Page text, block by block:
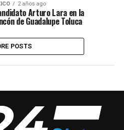
2 años ago
Arturo Lara en la
de Guadalupe Toluca
POSTS